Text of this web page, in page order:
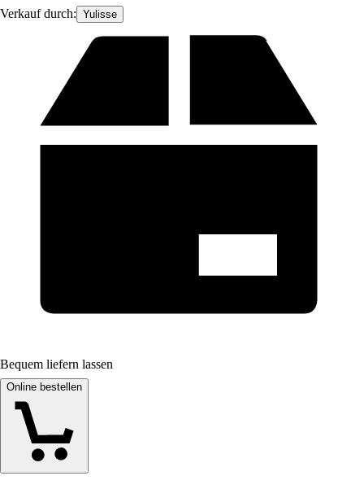
Verkauf durch: Yulisse
Bequem liefern lassen
Online bestellen